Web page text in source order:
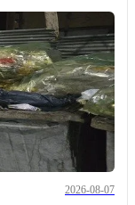
2026-08-07